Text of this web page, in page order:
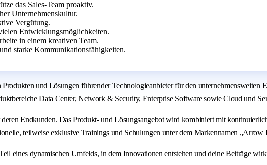
das Sales-Team proaktiv.
Unternehmenskultur.
Vergütung.
Entwicklungsmöglichkeiten.
in einem kreativen Team.
starke Kommunikationsfähigkeiten.
und Lösungen führender Technologieanbieter für den unternehmensweiten
Data Center, Network & Security, Enterprise Software sowie Cloud und
Endkunden. Das Produkt- und Lösungsangebot wird kombiniert mit
teilweise exklusive Trainings und Schulungen unter dem Markennamen „Arrow
dynamischen Umfelds, in dem Innovationen entstehen und deine Beiträge